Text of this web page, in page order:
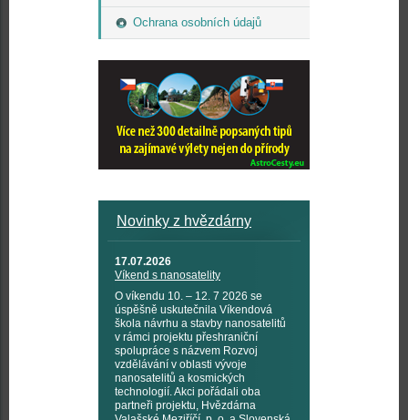
Ochrana osobních údajů
Novinky z hvězdárny
17.07.2026
Víkend s nanosatelity
O víkendu 10. – 12. 7 2026 se
úspěšně uskutečnila Víkendová
škola návrhu a stavby nanosatelitů
v rámci projektu přeshraniční
spolupráce s názvem Rozvoj
vzdělávání v oblasti vývoje
nanosatelitů a kosmických
technologií. Akci pořádali oba
partneři projektu, Hvězdárna